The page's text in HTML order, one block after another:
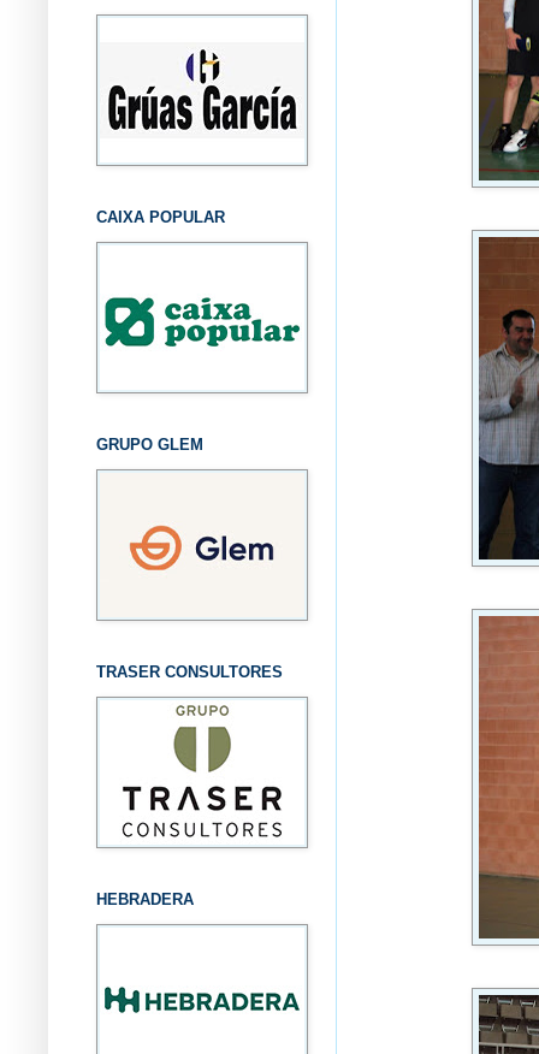
CAIXA POPULAR
GRUPO GLEM
TRASER CONSULTORES
HEBRADERA